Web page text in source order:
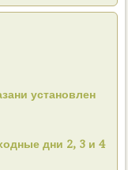
установлен
дни 2, 3 и 4